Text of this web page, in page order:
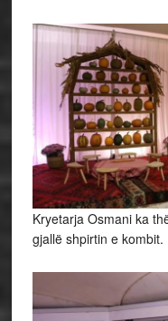
Kryetarja Osmani ka
gjallë shpirtin e kombit.